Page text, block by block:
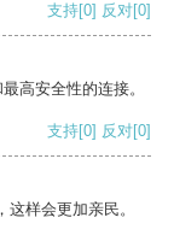
支持[0] 反对[0]
高安全性的连接。
支持[0] 反对[0]
样会更加亲民。